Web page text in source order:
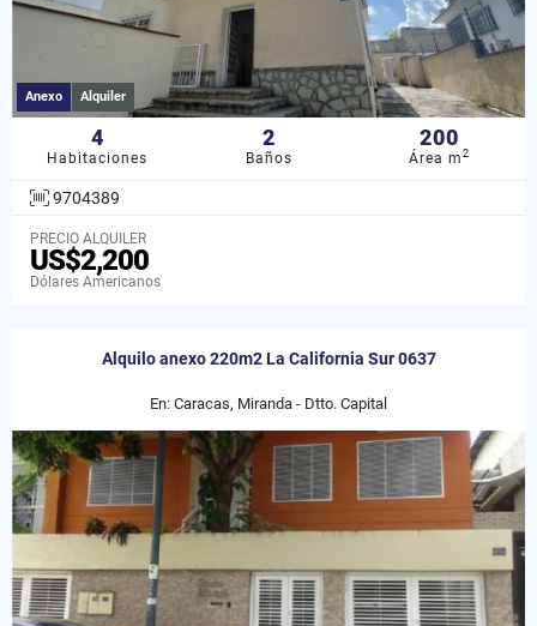
Anexo Alquiler
4
Habitaciones
2
Baños
200
Área m2
9704389
PRECIO ALQUILER
US$2,200
Dólares Americanos
Alquilo anexo 220m2 La California Sur 0637
En: Caracas, Miranda - Dtto. Capital